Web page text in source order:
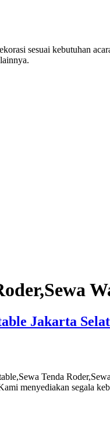
sesuai kebutuhan
Jakarta
Tenda
menyediakan segala